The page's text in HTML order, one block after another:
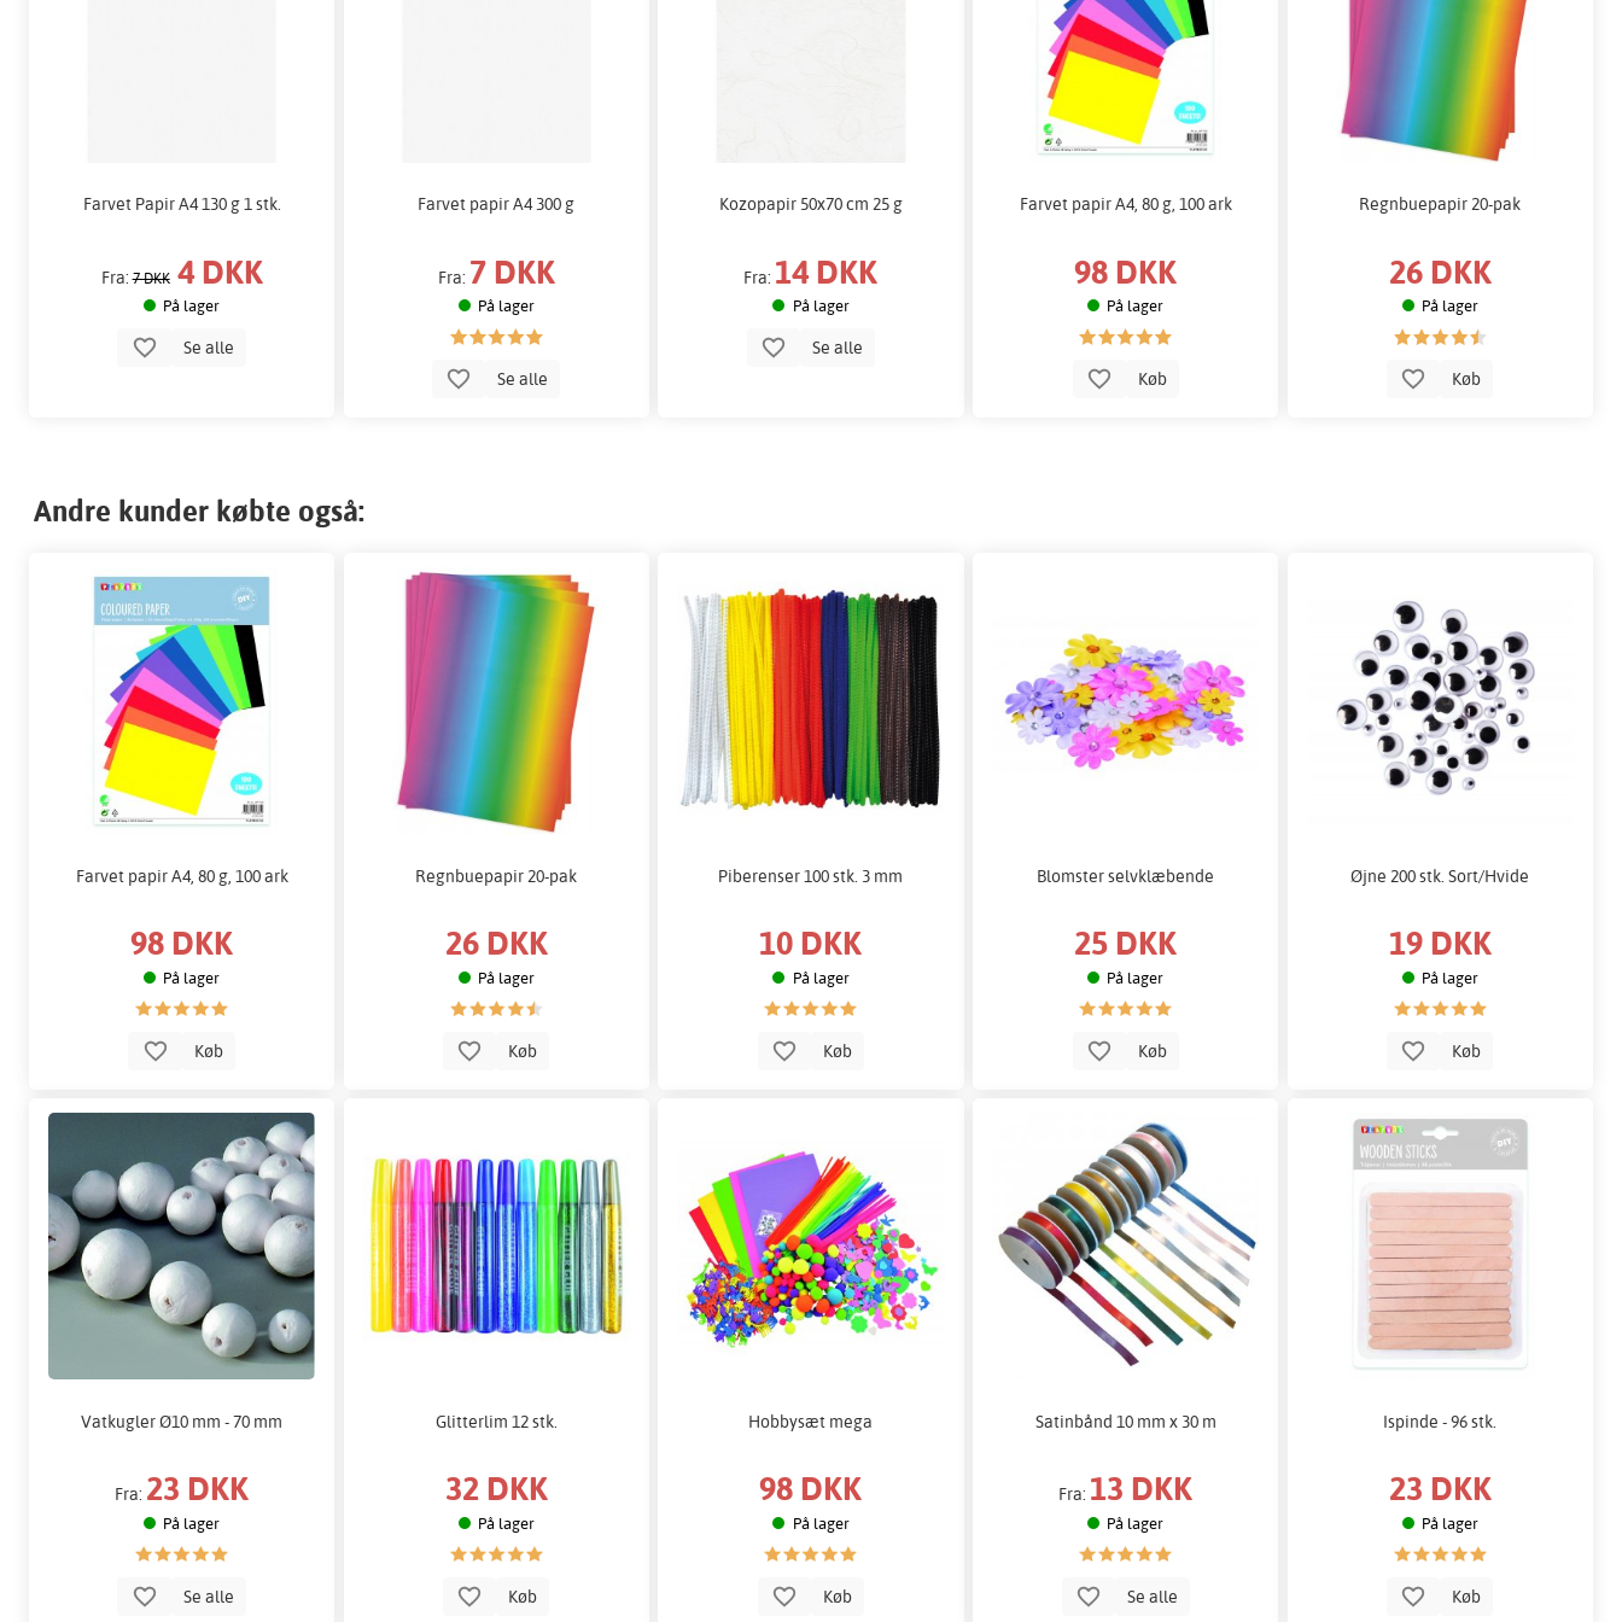
Farvet Papir A4 130 g 1 stk.
Fra:7 DKK 4 DKK
På lager
Se alle
Farvet papir A4 300 g
Fra: 7 DKK
På lager
Se alle
Kozopapir 50x70 cm 25 g
Fra: 14 DKK
På lager
Se alle
Farvet papir A4, 80 g, 100 ark
98 DKK
På lager
Køb
Regnbuepapir 20-pak
26 DKK
På lager
Køb
Andre kunder købte også:
Farvet papir A4, 80 g, 100 ark
98 DKK
På lager
Køb
Regnbuepapir 20-pak
26 DKK
På lager
Køb
Piberenser 100 stk. 3 mm
10 DKK
På lager
Køb
Blomster selvklæbende
25 DKK
På lager
Køb
Øjne 200 stk. Sort/Hvide
19 DKK
På lager
Køb
Vatkugler Ø10 mm - 70 mm
Fra: 23 DKK
På lager
Se alle
Glitterlim 12 stk.
32 DKK
På lager
Køb
Hobbysæt mega
98 DKK
På lager
Køb
Satinbånd 10 mm x 30 m
Fra: 13 DKK
På lager
Se alle
Ispinde - 96 stk.
23 DKK
På lager
Køb